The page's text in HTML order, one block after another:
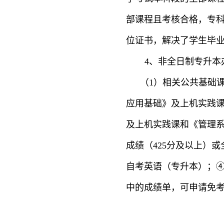
部课程且考核合格，专
位证书，解决了学生毕
4、非全日制专升本
（1） 相关公共基础
应用基础》及上机实践
及上机实践课和《管理
成绩（425分及以上）
自考英语（专升本）；
中的成绩单，可申请免